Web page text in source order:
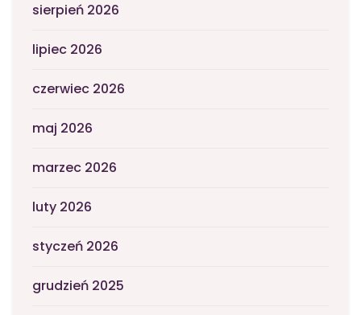
sierpień 2026
lipiec 2026
czerwiec 2026
maj 2026
marzec 2026
luty 2026
styczeń 2026
grudzień 2025